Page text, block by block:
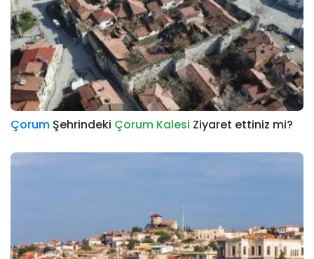
Çorum Şehrindeki Çorum Kalesi Ziyaret ettiniz mi?